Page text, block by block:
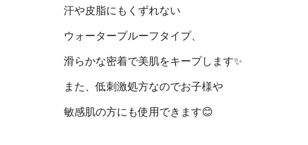
汗や皮脂にもくずれない
ウォータープルーフタイプ、
滑らかな密着で美肌をキープします✨
また、低刺激処方なのでお子様や
敏感肌の方にも使用できます😊